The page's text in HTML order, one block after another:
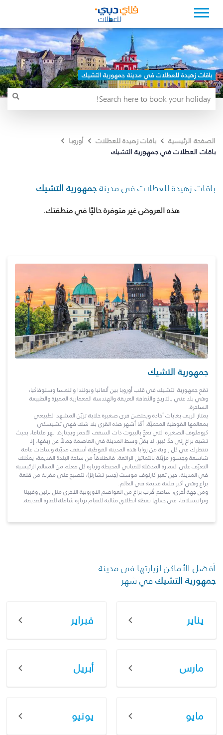
باقات زهيدة للعطلات في مدينة جمهورية التشيك
الصفحة الرئيسية باقات زهيدة للعطلات
أوروبا
باقات العطلات في جمهورية التشيك
باقات زهيدة للعطلات في مدينةجمهورية التشيك
هذه العروض غير متوفرة حاليًا في منطقتك.
جمهورية التشيك
تقع جمهورية التشيك في قلب أوروبا بين ألمانيا وبولندا والنمسا وسلوفاكيا،
وهي بلد غني بالتاريخ والثقافة العريقة والهندسة المعمارية المميزة والطبيعة
الساحرة.
يمتاز الريف بغابات أخاذة ويحتضن قرى صغيرة خلابة تزيّن المشهد الطبيعي
بمعالمها القوطية المحميّة. أمّا أشهر هذه القرى بلا شك فهي تشيسكي
كروملوف الصغيرة التي تعجّ بالبيوت ذات السقف الأحمر ويجتازها نهر فلتافا، بحيث
تشبه براغ إلى حدّ كبير. لا يقلّ وسط المدينة في العاصمة جمالاً عن ريفها، إذ
تنتظرك في كل زاوية من زوايا هذه المدينة القوطية أسقف مدبّبة وساحات عامة
شاسعة وجسور مزيّنة بالتماثيل الرائعة. فانطلاقاً من ساحة البلدة القديمة، يمكنك
التعرّف على العمارة المذهلة للمباني المحيطة وزيارة كل معلم من المعالم الرئيسية
في المدينة. حين تعبر كارلوف موست (جسر تشارلز)، لتصبح على مقربة من قلعة
براغ وهي أكبر قلعة قديمة في العالم.
ومن جهة أخرى، ساهم قُرب براغ من العواصم الأوروبية الأخرى مثل برلين وفيينا
وبراتيسلافا، في جعلها نقطة انطلاق مثالية للقيام بزيارة شاملة للقارة القديمة.
أفضل الأماكن لزيارتها في مدينة
جمهورية التشيك في شهر
يناير فبراير
مارس أبريل
مايو يونيو